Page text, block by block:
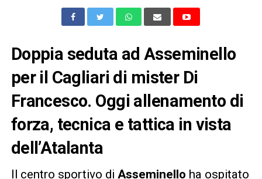
Doppia seduta ad Asseminello
per il Cagliari di mister Di
Francesco. Oggi allenamento di
forza, tecnica e tattica in vista
dell’Atalanta
Il centro sportivo di Asseminello ha ospitato